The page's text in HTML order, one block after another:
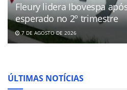
Fleury lidera Ibovespa
esperado no 2º trimestre
7 DE AGOSTO DE 2026
ÚLTIMAS NOTÍCIAS